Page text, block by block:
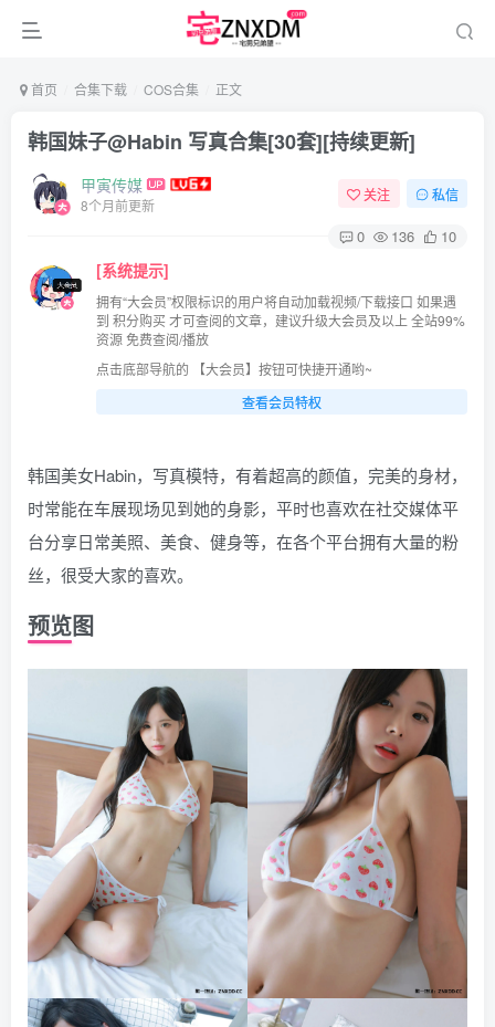
首页 合集下载 COS合集 正文
韩国妹子@Habin 写真合集[30套][持续更新]
甲寅传媒
8个月前更新
关注 私信
0 136 10
[系统提示]
拥有“大会员”权限标识的用户将自动加载视频/下载接口 如果遇
到 积分购买 才可查阅的文章，建议升级大会员及以上 全站99%
资源 免费查阅/播放
点击底部导航的 【大会员】按钮可快捷开通哟~
查看会员特权
韩国美女Habin，写真模特，有着超高的颜值，完美的身材，
时常能在车展现场见到她的身影，平时也喜欢在社交媒体平
台分享日常美照、美食、健身等，在各个平台拥有大量的粉
丝，很受大家的喜欢。
预览图